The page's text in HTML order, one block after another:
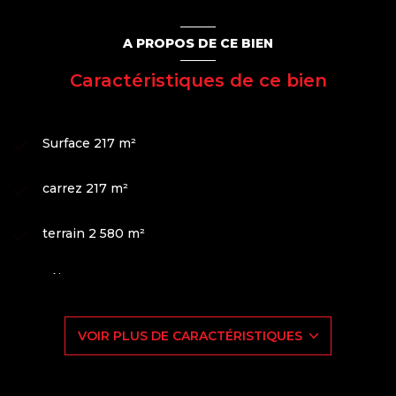
A PROPOS DE CE BIEN
Caractéristiques de ce bien
Surface 217 m²
carrez 217 m²
terrain 2 580 m²
séjour 37 m²
VOIR PLUS DE CARACTÉRISTIQUES